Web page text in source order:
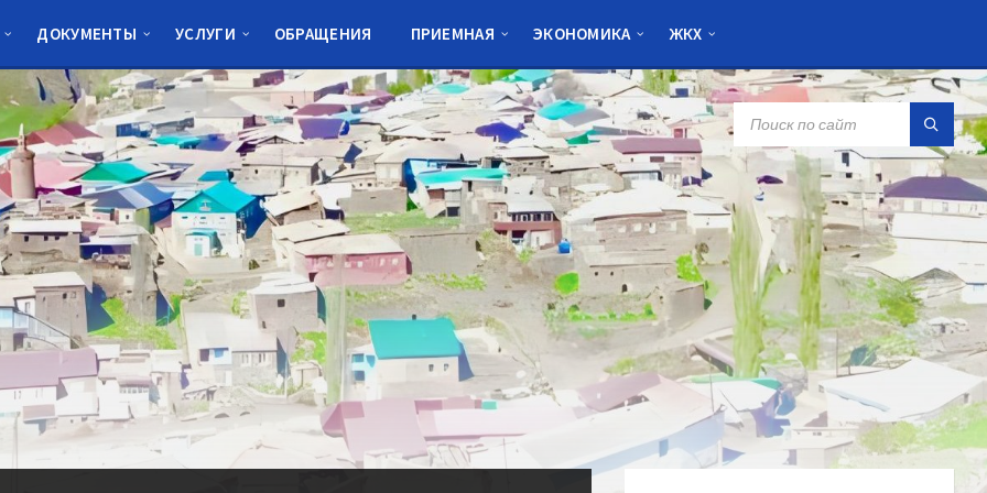
ДОКУМЕНТЫ УСЛУГИ ОБРАЩЕНИЯ ПРИЕМНАЯ ЭКОНОМИКА ЖКХ
SEARCH: